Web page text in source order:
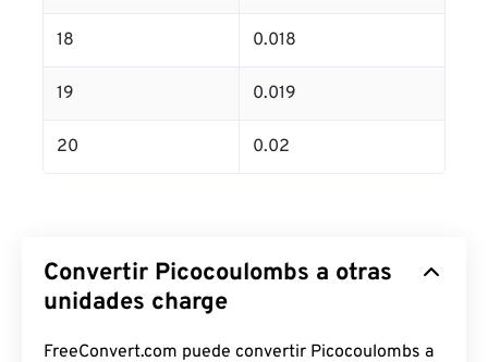
18 0.018
19 0.019
20 0.02
Convertir Picocoulombs a otras
unidades charge
FreeConvert.com puede convertir Picocoulombs a